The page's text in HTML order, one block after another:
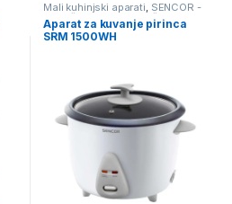
Mali kuhinjski aparati, SENCOR -
Mesečna akcija Termička
obrada hrane
Aparat za kuvanje pirinca
SRM 1500WH